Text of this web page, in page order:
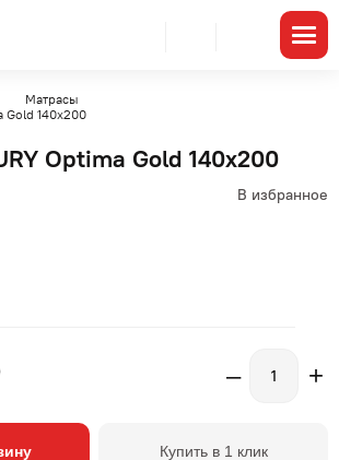
Матрасы
Gold 140x200
Optima Gold 140x200
В избранное
– +
Купить в 1 клик